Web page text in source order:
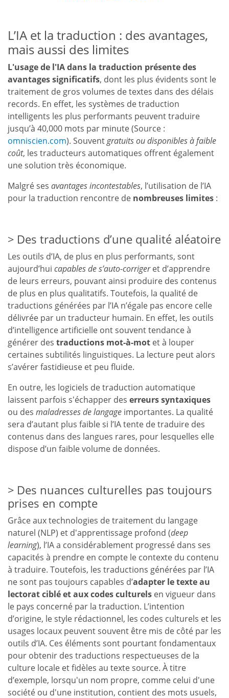
L’IA et la traduction : des avantages,
mais aussi des limites
L'usage de l'IA dans la traduction présente des
avantages significatifs, dont les plus évidents sont le
traitement de gros volumes de textes dans des délais
records. En effet, les systèmes de traduction
intelligents les plus performants peuvent traduire
jusqu’à 40,000 mots par minute (Source :
omniscien.com). Souventgratuits ou disponibles à faible
coût, les traducteurs automatiques offrent également
une solution très économique.
Malgré ses avantages incontestables, l’utilisation de l’IA
pour la traduction rencontre de nombreuses limites :
Des traductions d’une qualité aléatoire
Les outils d’IA, de plus en plus performants, sont
aujourd’hui capables de s’auto-corrigeret d’apprendre
de leurs erreurs, pouvant ainsi produire des contenus
de plus en plus qualitatifs. Toutefois, la qualité de
traductions générées par l’IA n’égale pas encore celle
délivrée par un traducteur humain. En effet, les outils
d’intelligence artificielle ont souvent tendance à
générer des traductions mot-à-mot et à louper
certaines subtilités linguistiques. La lecture peut alors
s’avérer fastidieuse et peu fluide.
En outre, les logiciels de traduction automatique
laissent parfois s'échapper des erreurs syntaxiques
ou des maladresses de langage importantes. La qualité
sera d’autant plus faible si l’IA tente de traduire des
contenus dans des langues rares, pour lesquelles elle
dispose d’un faible volume de données.
Des nuances culturelles pas toujours
prises en compte
Grâce aux technologies de traitement du langage
naturel (NLP) et d'apprentissage profond (deep
learning), l’IA a considérablement progressé dans ses
capacités à prendre en compte le contexte du contenu
à traduire. Toutefois, les traductions générées par l’IA
ne sont pas toujours capables d’adapter le texte au
lectorat ciblé et aux codes culturels en vigueur dans
le pays concerné par la traduction. L’intention
d’origine, le style rédactionnel, les codes culturels et les
usages locaux peuvent souvent être mis de côté par les
outils d’IA. Ces éléments sont pourtant fondamentaux
pour obtenir des traductions respectueuses de la
culture locale et fidèles au texte source. À titre
d’exemple, lorsqu'un nom propre, comme celui d'une
société ou d'une institution, contient des mots usuels,